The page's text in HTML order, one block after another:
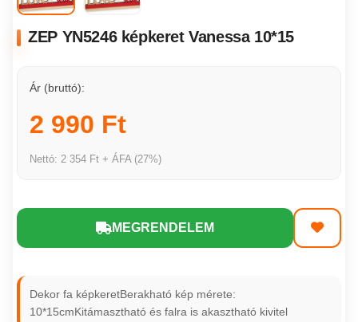
ZEP YN5246 képkeret Vanessa 10*15
Ár (bruttó):
2 990 Ft
Nettó: 2 354 Ft + ÁFA (27%)
MEGRENDELEM
Dekor fa képkeretBerakható kép mérete:
10*15cmKitámasztható és falra is akasztható kivitel